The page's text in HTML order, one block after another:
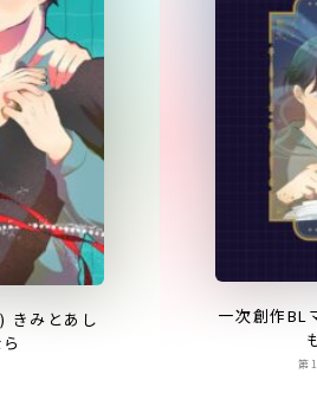
きみとあし
一次創作BL
第